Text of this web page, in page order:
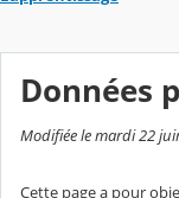
Données
Modifiée le mardi 22
Cette page a pour